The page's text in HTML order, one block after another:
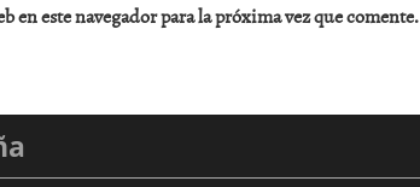
este navegador para la próxima vez que comente.